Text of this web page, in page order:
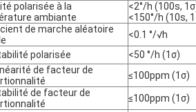
polarisée à la
ambiante
<2°/h (100s,
<150°/h (10s,
de marche aléatoire
<0.1 °/√h
polarisée
<50 °/h (1σ)
de facteur de
≤100ppm (1σ)
de facteur de
≤100ppm (1σ)